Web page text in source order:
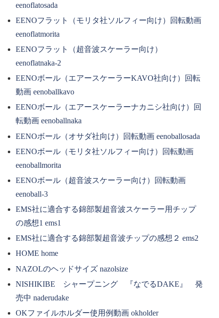
eenoflatosada
EENOフラット（モリタ社ソルフィー向け）回転動画
eenoflatmorita
EENOフラット（超音波スケーラー向け）
eenoflatnaka-2
EENOボール（エアースケーラーKAVO社向け）回転
動画 eenoballkavo
EENOボール（エアースケーラーナカニシ社向け）回
転動画 eenoballnaka
EENOボール（オサダ社向け）回転動画 eenoballosada
EENOボール（モリタ社ソルフィー向け）回転動画
eenoballmorita
EENOボール（超音波スケーラー向け）回転動画
eenoball-3
EMS社に適合する錦部製超音波スケーラー用チップ
の感想1 ems1
EMS社に適合する錦部製超音波チップの感想２ ems2
HOME home
NAZOLのヘッドサイズ nazolsize
NISHIKIBE シャープニング 『なでるDAKE』 発
売中 naderudake
OKファイルホルダー使用例動画 okholder